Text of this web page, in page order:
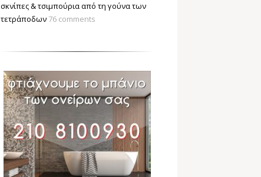
σκνίπες & τσιμπούρια από τη γούνα των
τετράποδων 76 comments